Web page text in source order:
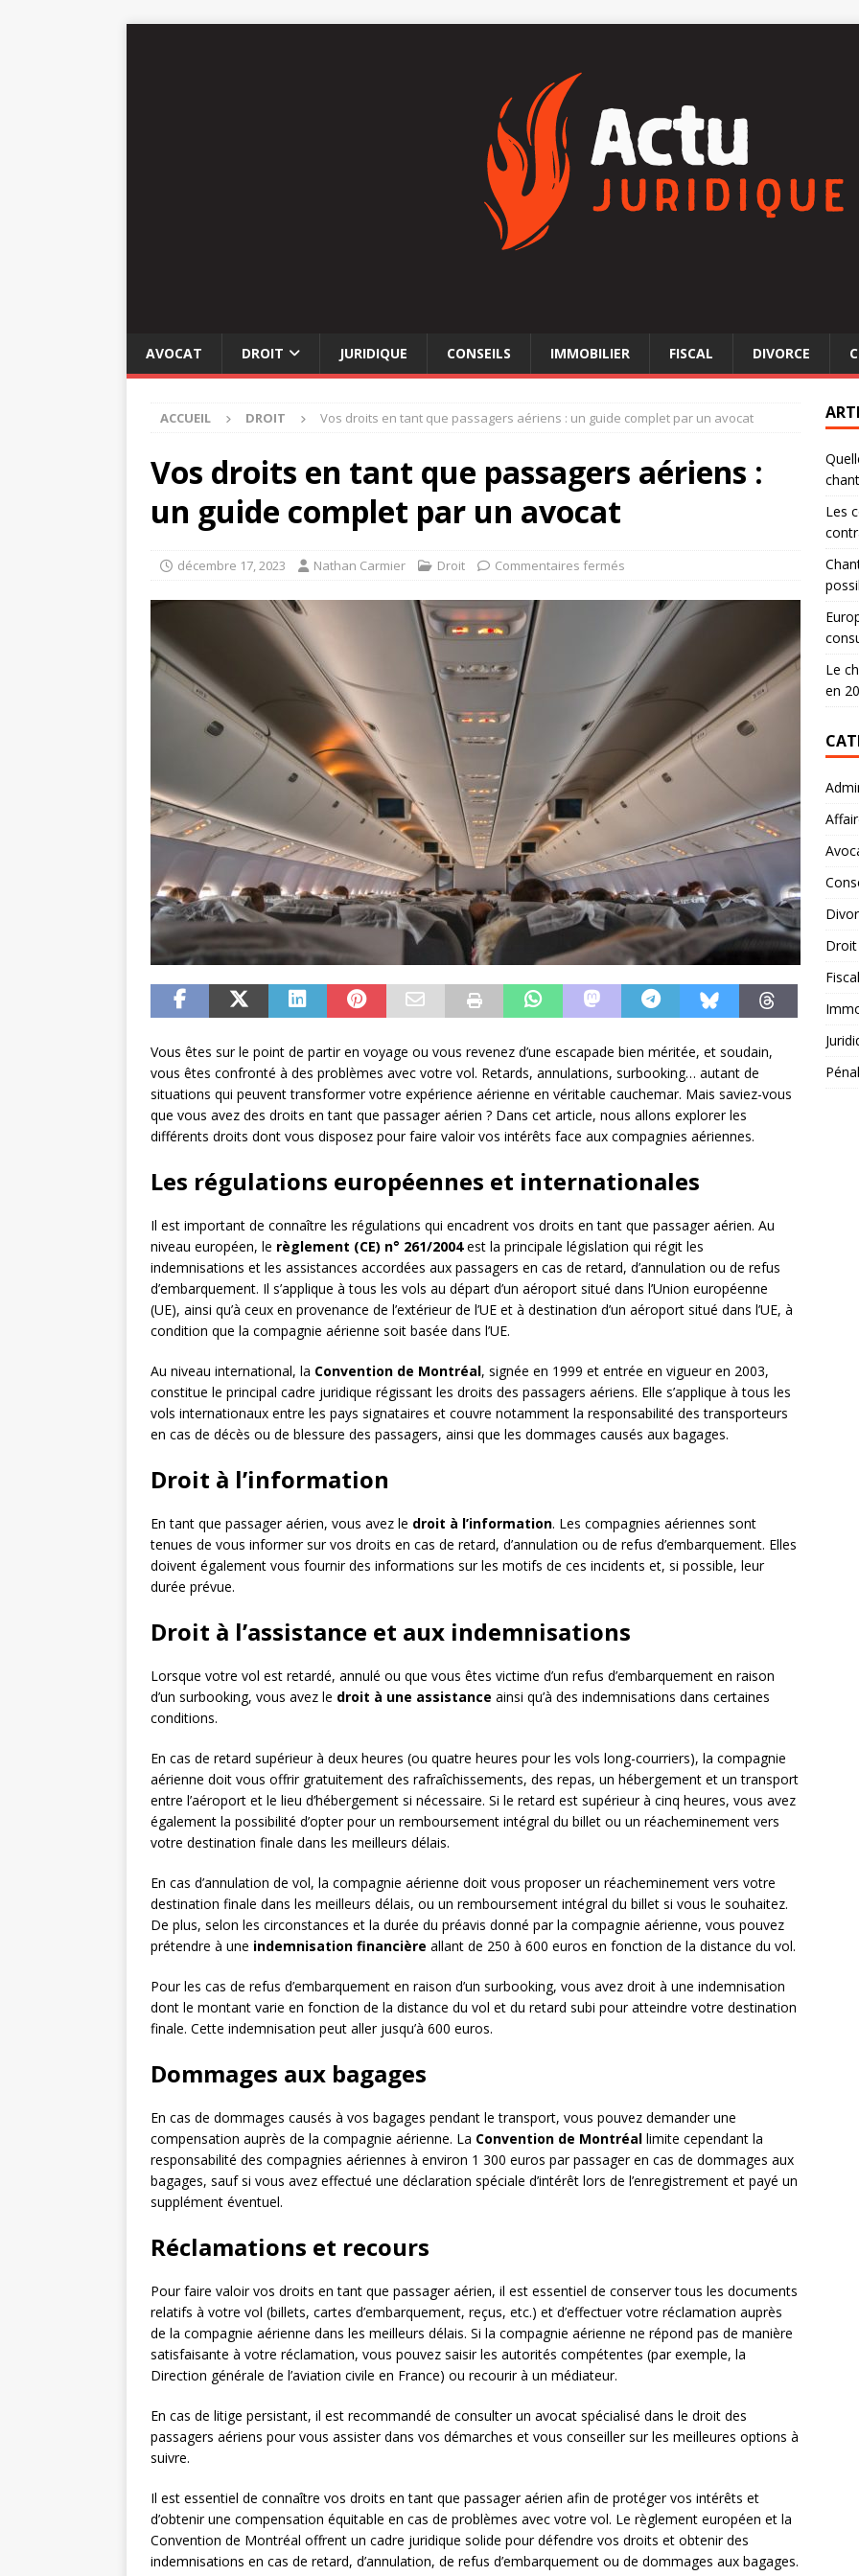
AVOCAT DROIT JURIDIQUE CONSEILS IMMOBILIER FISCAL DIVORCE
ACCUEIL DROIT Vos droits en tant que passagers aériens : un guide complet par un avocat
Vos droits en tant que passagers aériens :
un guide complet par un avocat
décembre 17, 2023 Nathan Carmier Droit Commentaires fermés
Vous êtes sur le point de partir en voyage ou vous revenez d’une escapade bien méritée, et soudain,
vous êtes confronté à des problèmes avec votre vol. Retards, annulations, surbooking… autant de
situations qui peuvent transformer votre expérience aérienne en véritable cauchemar. Mais saviez-vous
que vous avez des droits en tant que passager aérien ? Dans cet article, nous allons explorer les
différents droits dont vous disposez pour faire valoir vos intérêts face aux compagnies aériennes.
Les régulations européennes et internationales
Il est important de connaître les régulations qui encadrent vos droits en tant que passager aérien. Au
niveau européen, le règlement (CE) n° 261/2004est la principale législation qui régit les
indemnisations et les assistances accordées aux passagers en cas de retard, d’annulation ou de refus
d’embarquement. Il s’applique à tous les vols au départ d’un aéroport situé dans l’Union européenne
(UE), ainsi qu’à ceux en provenance de l’extérieur de l’UE et à destination d’un aéroport situé dans l’UE, à
condition que la compagnie aérienne soit basée dans l’UE.
Au niveau international, la Convention de Montréal, signée en 1999 et entrée en vigueur en 2003,
constitue le principal cadre juridique régissant les droits des passagers aériens. Elle s’applique à tous les
vols internationaux entre les pays signataires et couvre notamment la responsabilité des transporteurs
en cas de décès ou de blessure des passagers, ainsi que les dommages causés aux bagages.
Droit à l’information
En tant que passager aérien, vous avez le droit à l’information. Les compagnies aériennes sont
tenues de vous informer sur vos droits en cas de retard, d’annulation ou de refus d’embarquement. Elles
doivent également vous fournir des informations sur les motifs de ces incidents et, si possible, leur
durée prévue.
Droit à l’assistance et aux indemnisations
Lorsque votre vol est retardé, annulé ou que vous êtes victime d’un refus d’embarquement en raison
d’un surbooking, vous avez le droit à une assistance ainsi qu’à des indemnisations dans certaines
conditions.
En cas de retard supérieur à deux heures (ou quatre heures pour les vols long-courriers), la compagnie
aérienne doit vous offrir gratuitement des rafraîchissements, des repas, un hébergement et un transport
entre l’aéroport et le lieu d’hébergement si nécessaire. Si le retard est supérieur à cinq heures, vous avez
également la possibilité d’opter pour un remboursement intégral du billet ou un réacheminement vers
votre destination finale dans les meilleurs délais.
En cas d’annulation de vol, la compagnie aérienne doit vous proposer un réacheminement vers votre
destination finale dans les meilleurs délais, ou un remboursement intégral du billet si vous le souhaitez.
De plus, selon les circonstances et la durée du préavis donné par la compagnie aérienne, vous pouvez
prétendre à une indemnisation financière allant de 250 à 600 euros en fonction de la distance du vol.
Pour les cas de refus d’embarquement en raison d’un surbooking, vous avez droit à une indemnisation
dont le montant varie en fonction de la distance du vol et du retard subi pour atteindre votre destination
finale. Cette indemnisation peut aller jusqu’à 600 euros.
Dommages aux bagages
En cas de dommages causés à vos bagages pendant le transport, vous pouvez demander une
compensation auprès de la compagnie aérienne. La Convention de Montréal limite cependant la
responsabilité des compagnies aériennes à environ 1 300 euros par passager en cas de dommages aux
bagages, sauf si vous avez effectué une déclaration spéciale d’intérêt lors de l’enregistrement et payé un
supplément éventuel.
Réclamations et recours
Pour faire valoir vos droits en tant que passager aérien, il est essentiel de conserver tous les documents
relatifs à votre vol (billets, cartes d’embarquement, reçus, etc.) et d’effectuer votre réclamation auprès
de la compagnie aérienne dans les meilleurs délais. Si la compagnie aérienne ne répond pas de manière
satisfaisante à votre réclamation, vous pouvez saisir les autorités compétentes (par exemple, la
Direction générale de l’aviation civile en France) ou recourir à un médiateur.
En cas de litige persistant, il est recommandé de consulter un avocat spécialisé dans le droit des
passagers aériens pour vous assister dans vos démarches et vous conseiller sur les meilleures options à
suivre.
Il est essentiel de connaître vos droits en tant que passager aérien afin de protéger vos intérêts et
d’obtenir une compensation équitable en cas de problèmes avec votre vol. Le règlement européen et la
Convention de Montréal offrent un cadre juridique solide pour défendre vos droits et obtenir des
indemnisations en cas de retard, d’annulation, de refus d’embarquement ou de dommages aux bagages.
Les
Le
en
Droit
Fiscal
Pénal